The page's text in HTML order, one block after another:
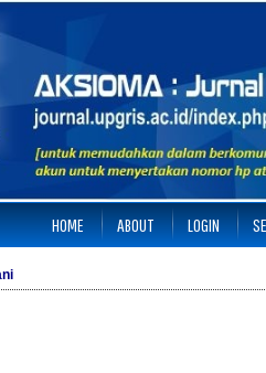
HOME ABOUT LOGIN